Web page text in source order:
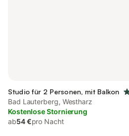
Studio für 2 Personen, mit Balkon
Bad Lauterberg, Westharz
Kostenlose Stornierung
ab54 €pro Nacht